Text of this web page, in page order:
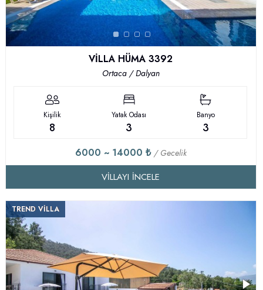
VİLLA HÜMA 3392
Ortaca / Dalyan
Kişilik
8
Yatak Odası
3
Banyo
3
6000 ~ 14000 ₺ / Gecelik
VILLAYI İNCELE
TREND VİLLA